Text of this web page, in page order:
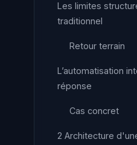
Les limites
traditionnel
Retour terrain
L’automatisation
réponse
Cas concret
2 Architecture